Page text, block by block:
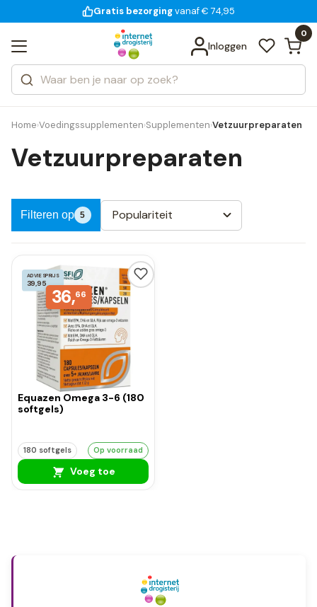
voor 18:00 uur besteld
Gratis bezorgingvanaf € 74,95
Inloggen
0
Zoeken
Categorieën
Merken
Bekijk alle resultaten
Home›Voedingssupplementen›Supplementen›Vetzuurpreparaten
Vetzuurpreparaten
Filteren op 5 Populariteit
ADVIESPRIJS
39,95
36,66
Equazen Omega 3-6 (180
softgels)
180 softgels Op voorraad
Voeg toe